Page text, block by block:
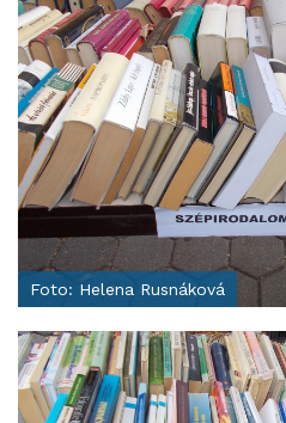
Foto: Helena Rusnáková